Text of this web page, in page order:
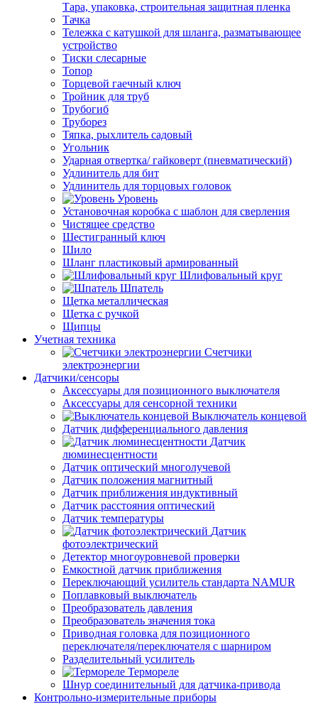
Тара, упаковка, строительная защитная пленка
Тачка
Тележка с катушкой для шланга, разматывающее
устройство
Тиски слесарные
Топор
Торцевой гаечный ключ
Тройник для труб
Трубогиб
Труборез
Тяпка, рыхлитель садовый
Угольник
Ударная отвертка/ гайковерт (пневматический)
Удлинитель для бит
Удлинитель для торцовых головок
Уровень
Установочная коробка с шаблон для сверления
Чистящее средство
Шестигранный ключ
Шило
Шланг пластиковый армированный
Шлифовальный круг
Шпатель
Щетка металлическая
Щетка с ручкой
Щипцы
Учетная техника
Счетчики
электроэнергии
Датчики/сенсоры
Аксессуары для позиционного выключателя
Аксессуары для сенсорной техники
Выключатель концевой
Датчик дифференциального давления
Датчик
люминесцентности
Датчик оптический многолучевой
Датчик положения магнитный
Датчик приближения индуктивный
Датчик расстояния оптический
Датчик температуры
Датчик
фотоэлектрический
Детектор многоуровневой проверки
Емкостной датчик приближения
Переключающий усилитель стандарта NAMUR
Поплавковый выключатель
Преобразователь давления
Преобразователь значения тока
Приводная головка для позиционного
переключателя/переключателя с шарниром
Разделительный усилитель
Термореле
Шнур соединительный для датчика-привода
Контрольно-измерительные приборы